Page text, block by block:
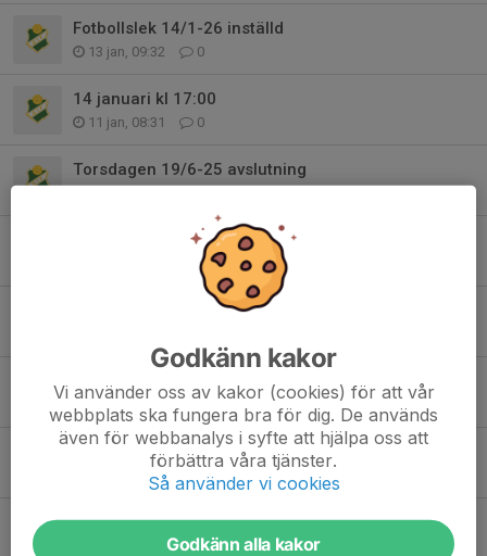
Fotbollslek 14/1-26 inställd
13 jan, 09:32 0
14 januari kl 17:00
11 jan, 08:31 0
Torsdagen 19/6-25 avslutning
Fotbollsleken 22/5 inställd
0
4 mar 2025 0
Säsongsavslutningen
8 dec 2024
Säsongsavslutning 5 dec
0
Godkänn kakor
Vi använder oss av kakor (cookies) för att vår
webbplats ska fungera bra för dig. De används
även för webbanalys i syfte att hjälpa oss att
förbättra våra tjänster.
Så använder vi cookies
Godkänn alla kakor